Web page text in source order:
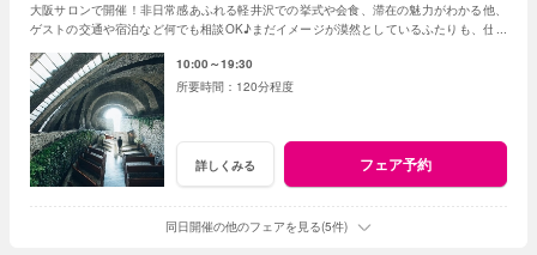
大阪サロンで開催！非日常感あふれる軽井沢での挙式や会食、滞在の魅力がわかる他、
ゲストの交通や宿泊など何でも相談OK♪まだイメージが漠然としているふたりも、仕事
10:00～19:30
120分程度
詳しくみる フェア予約
同日開催の他のフェアを見る(5件)